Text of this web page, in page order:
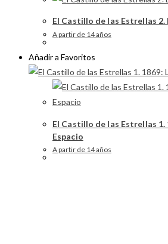
El Castillo de las Estrellas
A partir de 14 años
Añadir a Favoritos
El Castillo de las Estrellas 1.
Espacio
A partir de 14 años